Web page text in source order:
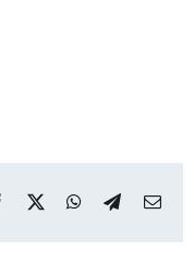
Facebook WhatsApp
TelegramEmail